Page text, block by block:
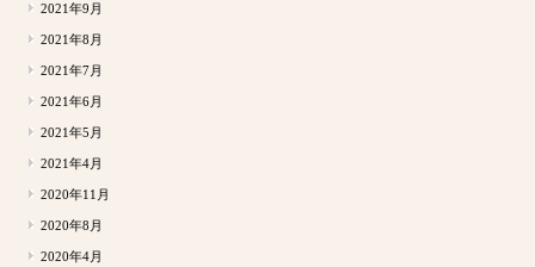
2021年9月
2021年8月
2021年7月
2021年6月
2021年5月
2021年4月
2020年11月
2020年8月
2020年4月